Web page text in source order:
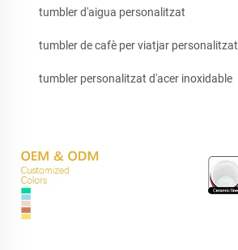
tumbler d'aigua personalitzat
tumbler de cafè per viatjar personalitzat
tumbler personalitzat d'acer inoxidable